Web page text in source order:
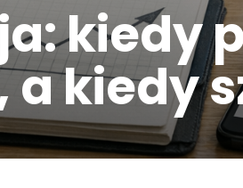
kiedy
kiedy